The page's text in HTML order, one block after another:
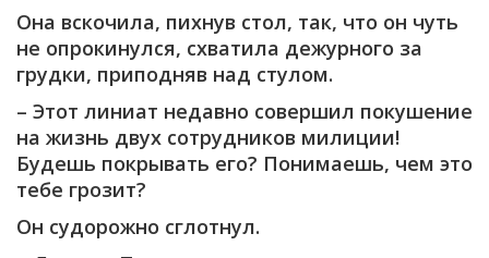
Она вскочила, пихнув стол, так, что он чуть
не опрокинулся, схватила дежурного за
грудки, приподняв над стулом.
– Этот линиат недавно совершил покушение
на жизнь двух сотрудников милиции!
Будешь покрывать его? Понимаешь, чем это
тебе грозит?
Он судорожно сглотнул.